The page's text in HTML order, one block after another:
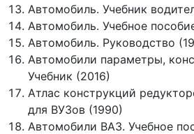
Автомобиль. Учебник
Автомобиль. Учебное
Автомобиль. Руководство
Автомобили параметры,
Учебник (2016)
Атлас конструкций
для ВУЗов (1990)
Автомобили ВАЗ. Учебное